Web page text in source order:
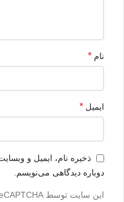
نام *
ایمیل *
ذخیره نام، ایمیل و
دوباره دیدگاهی می‌نویسم.
این سایت توسط reCAPTCHA و گوگل محافظت می‌شود